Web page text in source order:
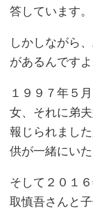
答しています。
しかしながら
があるんですよ
１９９７年５
女、それに弟
報じられまし
供が一緒にい
そして２０１
取慎吾さんと